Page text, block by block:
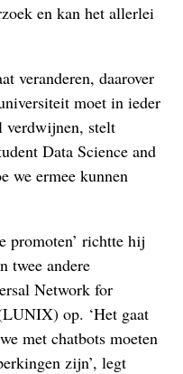
en kan het allerlei
veranderen, daarover
moet in ieder
verdwijnen, stelt
Data Science and
we ermee kunnen
promoten’ richtte hij
twee andere
Network for
op. ‘Het gaat
met chatbots moeten
zijn’, legt